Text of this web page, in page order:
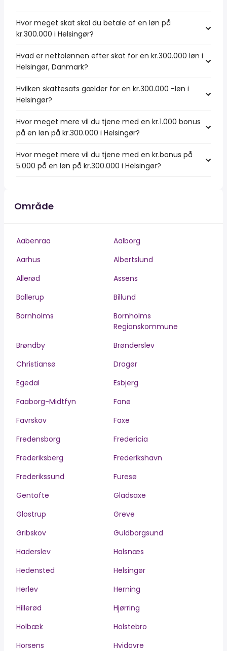
Hvor meget skat skal du betale af en løn på
kr.300.000 i Helsingør?
Hvad er nettolønnen efter skat for en kr.300.000 løn i
Helsingør, Danmark?
Hvilken skattesats gælder for en kr.300.000 -løn i
Helsingør?
Hvor meget mere vil du tjene med en kr.1.000 bonus
på en løn på kr.300.000 i Helsingør?
Hvor meget mere vil du tjene med en kr.bonus på
5.000 på en løn på kr.300.000 i Helsingør?
Område
Aabenraa
Aalborg
Aarhus
Albertslund
Allerød
Assens
Ballerup
Billund
Bornholms
Bornholms
Regionskommune
Brøndby
Brønderslev
Christiansø
Dragør
Egedal
Esbjerg
Faaborg-Midtfyn
Fanø
Favrskov
Faxe
Fredensborg
Fredericia
Frederiksberg
Frederikshavn
Frederikssund
Furesø
Gentofte
Gladsaxe
Glostrup
Greve
Gribskov
Guldborgsund
Haderslev
Halsnæs
Hedensted
Helsingør
Herlev
Herning
Hillerød
Hjørring
Holbæk
Holstebro
Horsens
Hvidovre